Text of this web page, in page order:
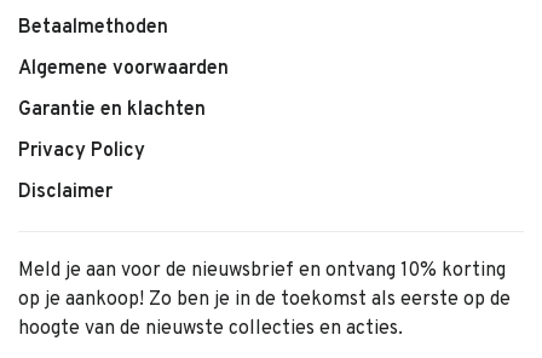
Betaalmethoden
Algemene voorwaarden
Garantie en klachten
Privacy Policy
Disclaimer
Meld je aan voor de nieuwsbrief en ontvang 10% korting
op je aankoop! Zo ben je in de toekomst als eerste op de
hoogte van de nieuwste collecties en acties.